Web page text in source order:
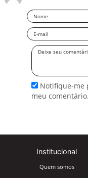
Nome
Email
Deixe
comentário
Notifique-me
meu comentário.
Institucional
Quem somos